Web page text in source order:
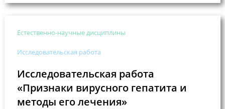
Естественно-научные дисциплины
Исследовательская работа
Исследовательская работа
«Признаки вирусного гепатита и
методы его лечения»